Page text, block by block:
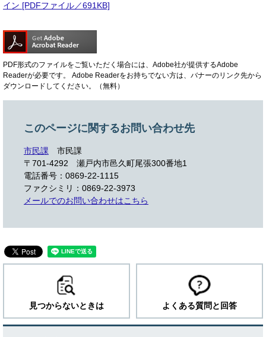
イン [PDFファイル／691KB]
PDF形式のファイルをご覧いただく場合には、Adobe社が提供するAdobe
Readerが必要です。
Adobe Readerをお持ちでない方は、バナーのリンク先から
ダウンロードしてください。（無料）
このページに関するお問い合わせ先
市民課
市民課
〒701-4292
瀬戸内市邑久町尾張300番地1
電話番号：0869-22-1115
ファクシミリ：0869-22-3973
メールでのお問い合わせはこちら
見つからないときは よくある質問と回答